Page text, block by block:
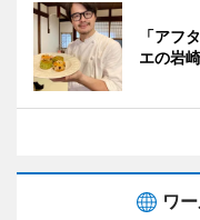
「アフ
エの岩
ワ